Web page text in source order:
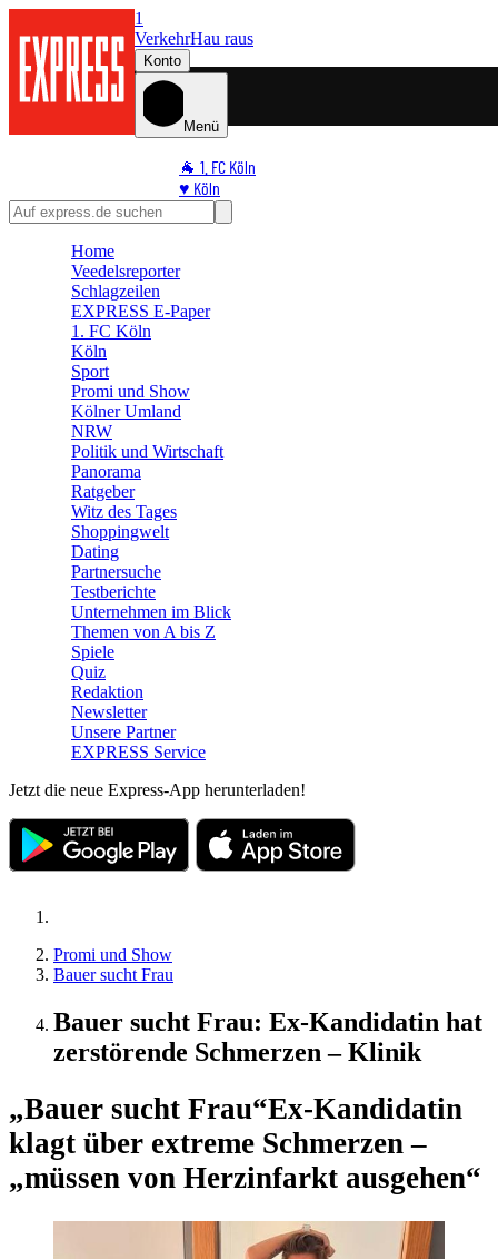
1
VerkehrHau raus
Konto
Menü
🐐 1. FC Köln
♥️ Köln
⭐ Promi
🛒 Shoppingwelt
Home
Veedelsreporter
Schlagzeilen
EXPRESS E-Paper
1. FC Köln
Köln
Sport
Promi und Show
Kölner Umland
NRW
Politik und Wirtschaft
Panorama
Ratgeber
Witz des Tages
Shoppingwelt
Dating
Partnersuche
Testberichte
Unternehmen im Blick
Themen von A bis Z
Spiele
Quiz
Redaktion
Newsletter
Unsere Partner
EXPRESS Service
Jetzt die neue Express-App herunterladen!
Promi und Show
Bauer sucht Frau
Bauer sucht Frau: Ex-Kandidatin hat
zerstörende Schmerzen – Klinik
„Bauer sucht Frau“Ex-Kandidatin
klagt über extreme Schmerzen –
„müssen von Herzinfarkt ausgehen“